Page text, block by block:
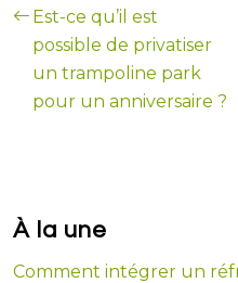
Est-ce qu’il est
possible de privatiser
un trampoline park
pour un anniversaire ?
À la une
Comment intégrer un